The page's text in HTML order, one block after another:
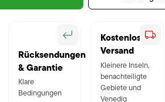
Rücksendungen
& Garantie
Klare
Bedingungen
Kostenloser
Versand
Kleinere Inseln,
benachteiligte
Gebiete und
Venedig